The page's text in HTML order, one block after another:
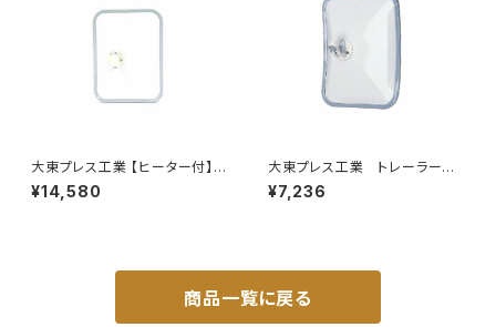
大東プレス工業 【ヒーター付】
サイドミラー/バックミラー トレ
¥14,580
大東プレス工業 トレーラーミ
ラー UD L013 NS角型
左 DI-58
¥7,236
商品一覧に戻る